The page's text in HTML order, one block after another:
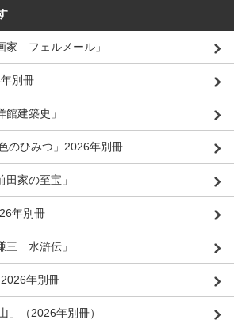
家 フェルメール」
別冊
建築史」
のひみつ」2026年別冊
家の至宝」
年別冊
三 水滸伝」
2026年別冊
」（2026年別冊）